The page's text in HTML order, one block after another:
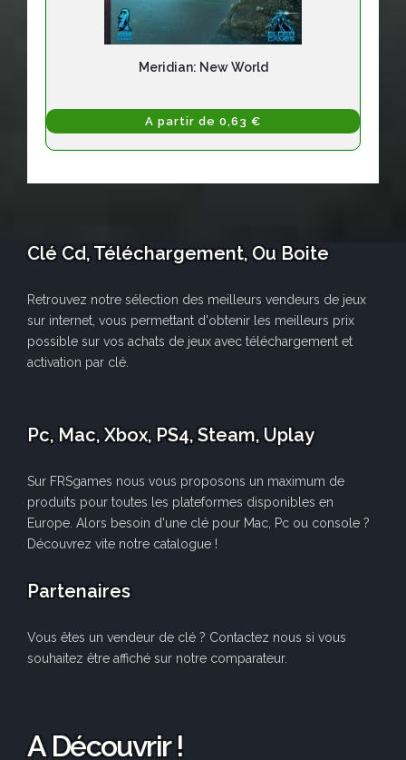
Meridian: New World
A partir de 0,63 €
Clé Cd, Téléchargement, Ou Boite
Retrouvez notre sélection des meilleurs vendeurs de jeux
sur internet, vous permettant d'obtenir les meilleurs prix
possible sur vos achats de jeux avec téléchargement et
activation par clé.
Pc, Mac, Xbox, PS4, Steam, Uplay
Sur FRSgames nous vous proposons un maximum de
produits pour toutes les plateformes disponibles en
Europe. Alors besoin d'une clé pour Mac, Pc ou console ?
Découvrez vite notre catalogue !
Partenaires
Vous êtes un vendeur de clé ? Contactez nous si vous
souhaitez être affiché sur notre comparateur.
A Découvrir !